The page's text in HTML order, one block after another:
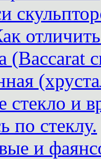
(Baccarat
стекло и
по стеклу.
и